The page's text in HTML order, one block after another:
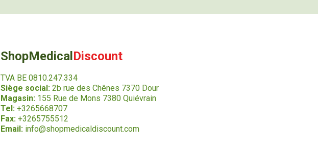
ShopMedical Discount
TVA BE 0810.247.334
Siège social:2b rue des Chênes 7370 Dour
Magasin:155 Rue de Mons 7380 Quiévrain
Tel: +3265668707
Fax: +3265755512
Email: info@shopmedicaldiscount.com